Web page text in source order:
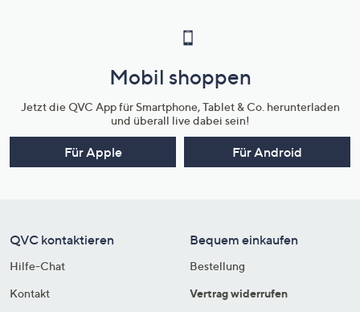
Mobil shoppen
Jetzt die QVC App für Smartphone, Tablet & Co. herunterladen
und überall live dabei sein!
Für Apple Für Android
QVC kontaktieren
Hilfe-Chat
Kontakt
Bequem einkaufen
Bestellung
Vertrag widerrufen